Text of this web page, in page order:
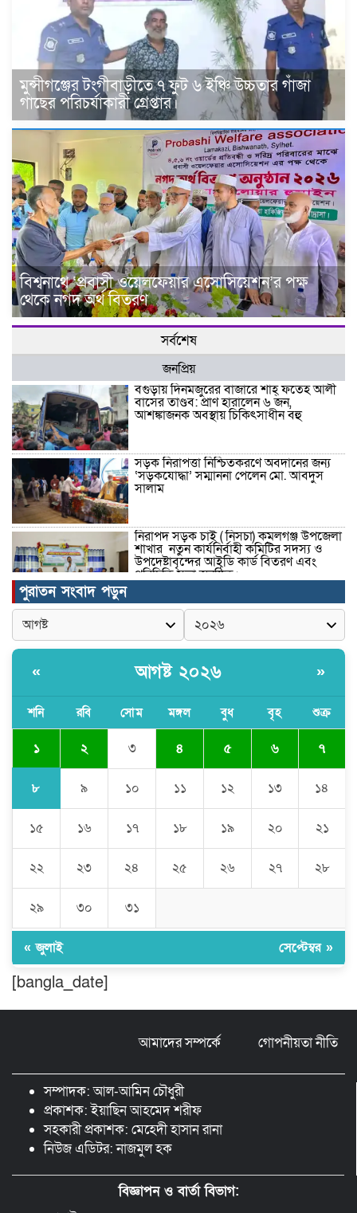
মুন্সীগঞ্জের টংগীবাড়ীতে ৭ ফুট ৬ ইঞ্চি উচ্চতার গাঁজা
গাছের পরিচর্যাকারী গ্রেপ্তার।
বিশ্বনাথে ‘প্রবাসী ওয়েলফেয়ার এসোসিয়েশন’র পক্ষ
থেকে নগদ অর্থ বিতরণ
সর্বশেষ
জনপ্রিয়
বগুড়ায় দিনমজুরের বাজারে শাহ্ ফতেহ আলী
বাসের তাণ্ডব: প্রাণ হারালেন ৬ জন,
আশঙ্কাজনক অবস্থায় চিকিৎসাধীন বহু
সড়ক নিরাপত্তা নিশ্চিতকরণে অবদানের জন্য
‘সড়কযোদ্ধা’ সম্মাননা পেলেন মো. আবদুস
সালাম
নিরাপদ সড়ক চাই ( নিসচা) কমলগঞ্জ উপজেলা
শাখার নতুন কার্যনির্বাহী কমিটির সদস্য ও
উপদেষ্টাবৃন্দের আইডি কার্ড বিতরণ এবং
পরিচিতি সভা অনুষ্ঠিত।
পত্নীতলা থানা পুলিশের মাদকবিরোধী
অভিযানে আটক ১
বৈষম্য-সন্ত্রাসী-চাঁদাবাজি-দলীয়করণ করতেই
অধ্যক্ষ নজরুল ইসলাম
ঠাকুরগাঁওয়ে ইজিবাইক চোরচক্রের ৩ সদস্য
গ্রেপ্তার, বিপুল পরিমাণ যন্ত্রাংশ উদ্ধার ‎
মুন্সীগঞ্জের টংগীবাড়ীতে ৭ ফুট ৬ ইঞ্চি উচ্চতার
ঘণ্টার পর ঘণ্টা বিদ্যুৎহীন মৌলভীবাজার:
অতিরিক্ত বিলে দিশেহারা গ্রাহক, তীব্র ক্ষোভ
এসোসিয়েশন’র পক্ষ থেকে নগদ অর্থ বিতরণ
গ্রেফতার ১ সিল-স্টাম্প প্যাড জব্দ।
পুরাতন সংবাদ পড়ুন
« আগষ্ট ২০২৬ »
শনি রবি সোম মঙ্গল বুধ বৃহ শুক্র
১ ২ ৩ ৪ ৫ ৬ ৭
৮ ৯ ১০ ১১ ১২ ১৩ ১৪
১৫ ১৬ ১৭ ১৮ ১৯ ২০ ২১
২২ ২৩ ২৪ ২৫ ২৬ ২৭ ২৮
২৯ ৩০ ৩১
« জুলাই সেপ্টেম্বর »
[bangla_date]
আমাদের সম্পর্কে গোপনীয়তা নীতি
সম্পাদক: আল-আমিন চৌধুরী
প্রকাশক: ইয়াছিন আহমেদ শরীফ
সহকারী প্রকাশক: মেহেদী হাসান রানা
নিউজ এডিটর: নাজমুল হক
বিজ্ঞাপন ও বার্তা বিভাগ: